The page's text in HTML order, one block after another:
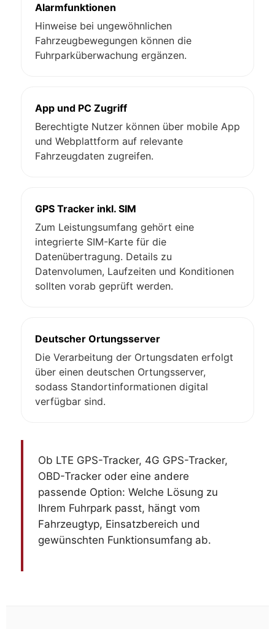
Alarmfunktionen
Hinweise bei ungewöhnlichen
Fahrzeugbewegungen können die
Fuhrparküberwachung ergänzen.
App und PC Zugriff
Berechtigte Nutzer können über mobile App
und Webplattform auf relevante
Fahrzeugdaten zugreifen.
GPS Tracker inkl. SIM
Zum Leistungsumfang gehört eine
integrierte SIM-Karte für die
Datenübertragung. Details zu
Datenvolumen, Laufzeiten und Konditionen
sollten vorab geprüft werden.
Deutscher Ortungsserver
Die Verarbeitung der Ortungsdaten erfolgt
über einen deutschen Ortungsserver,
sodass Standortinformationen digital
verfügbar sind.
Ob LTE GPS-Tracker, 4G GPS-Tracker,
OBD-Tracker oder eine andere
passende Option: Welche Lösung zu
Ihrem Fuhrpark passt, hängt vom
Fahrzeugtyp, Einsatzbereich und
gewünschten Funktionsumfang ab.